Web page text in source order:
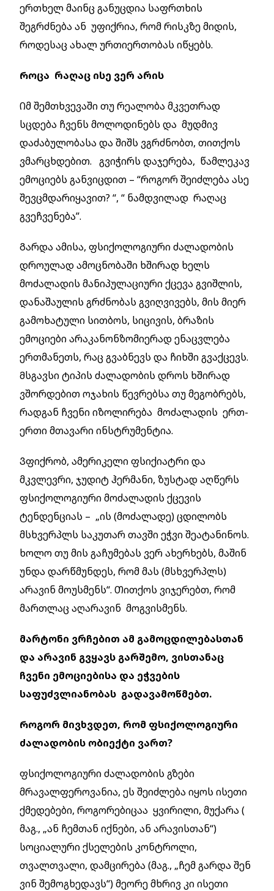
ერთხელ მაინც განუცდია საფრთხის
შეგრძნება ან უფიქრია, რომ რისკზე მიდის,
როდესაც ახალ ურთიერთობას იწყებს.
Როცა რაღაც ისე ვერ არის
Იმ შემთხვევაში თუ რეალობა მკვეთრად
სცდება ჩვენს მოლოდინებს და მუდმივ
დაძაბულობასა და შიშს ვგრძნობთ, თითქოს
ვმარცხდებით. გვიჭირს დაჯერება, წამლეკავ
ემოციებს განვიცდით – “როგორ შეიძლება ასე
შევცმდარიყავით? “, “ ნამდვილად რაღაც
გვეჩვენება”.
Გარდა ამისა, ფსიქოლოგიური ძალადობის
დროულად ამოცნობაში ხშირად ხელს
მოძალადის მანიპულაციური ქცევა გვიშლის,
დანაშაულის გრძნობას გვიღვივებს, მის მიერ
გამოხატული სითბოს, სიცივის, ბრაზის
ემოციები არაკანონზომიერად ენაცვლება
ერთმანეთს, რაც გვაბნევს და ჩიხში გვაქცევს.
Მსგავსი ტიპის ძალადობის დროს ხშირად
ვშორდებით ოჯახის წევრებსა თუ მეგობრებს,
რადგან ჩვენი იზოლირება მოძალადის ერთ-
ერთი მთავარი ინსტრუმენტია.
Ვფიქრობ, ამერიკელი ფსიქიატრი და
მკვლევრი, ჯუდიტ ჰერმანი, ზუსტად აღწერს
ფსიქოლოგიური მოძალადის ქცევის
ტენდენციას – „ის (მოძალადე) ცდილობს
მსხვერპლს საკუთარ თავში ეჭვი შეატანინოს.
ხოლო თუ მის გაჩუმებას ვერ ახერხებს, მაშინ
უნდა დარწმუნდეს, რომ მას (მსხვერპლს)
არავინ მოუსმენს“. Თითქოს ვიჯერებთ, რომ
მართლაც აღარავინ მოგვისმენს.
მარტონი ვრჩებით ამ გამოცდილებასთან
და არავინ გვყავს გარშემო, ვისთანაც
ჩვენი ემოციებისა და ეჭვების
საფუძვლიანობას გადავამოწმებთ.
Როგორ მივხვდეთ, რომ ფსიქოლოგიური
ძალადობის ობიექტი ვართ?
ფსიქოლოგიური ძალადობის გზები
მრავალფეროვანია, ეს შეიძლება იყოს ისეთი
ქმედებები, როგორებიცაა ყვირილი, მუქარა (
მაგ., „ან ჩემთან იქნები, ან არავისთან“)
სოციალური ქსელების კონტროლი,
თვალთვალი, დამცირება (მაგ., „ჩემ გარდა შენ
ვინ შემოგხედავს“) მეორე მხრივ კი ისეთი